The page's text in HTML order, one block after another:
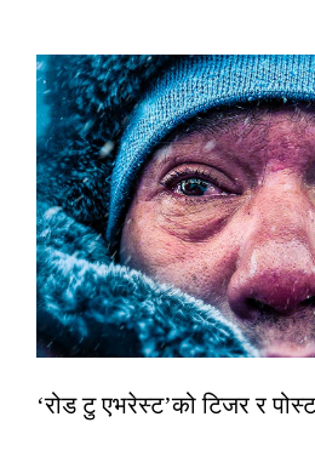
‘रोड टु एभरेस्ट’को टिजर र